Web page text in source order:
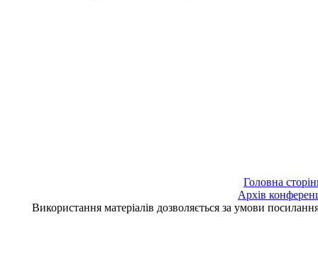
Головна
Архів
Використання матеріалів дозволяється за умови